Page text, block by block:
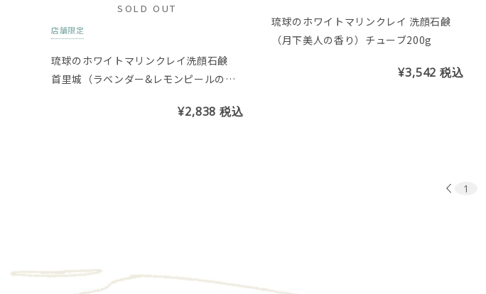
SOLD OUT
店舗限定
琉球のホワイトマリンクレイ洗顔石鹸
首里城（ラベンダー&レモンピールの香
¥2,838税込
琉球のホワイトマリンクレイ 洗顔石鹸
（月下美人の香り）チューブ200g
¥3,542税込
1